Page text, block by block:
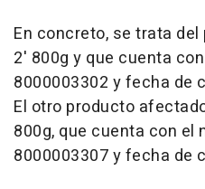
En concreto, se trata
2' 800g y que cuenta
8000003302 y fecha de
El otro producto
800g, que cuenta con el
8000003307 y fecha de